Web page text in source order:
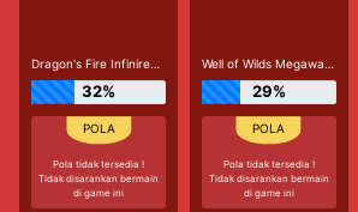
Dragon's Fire Infinireels
32%
Pola tidak tersedia !
Tidak disarankan bermain
di game ini
Well of Wilds Megaways
29%
Pola tidak tersedia !
Tidak disarankan bermain
di game ini